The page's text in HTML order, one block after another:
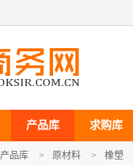
产品库 求购库
产品库 > 原材料 > 橡塑